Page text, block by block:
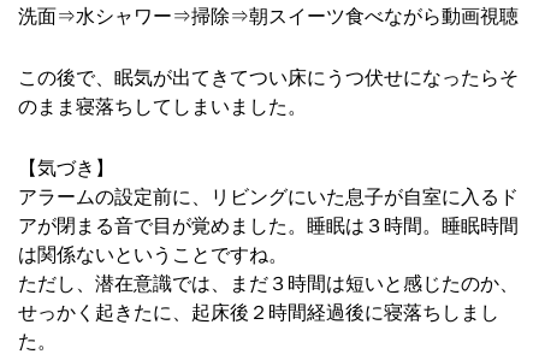
洗面⇒水シャワー⇒掃除⇒朝スイーツ食べながら動画視聴
この後で、眠気が出てきてつい床にうつ伏せになったらそ
のまま寝落ちしてしまいました。
【気づき】
アラームの設定前に、リビングにいた息子が自室に入るド
アが閉まる音で目が覚めました。睡眠は３時間。睡眠時間
は関係ないということですね。
ただし、潜在意識では、まだ３時間は短いと感じたのか、
せっかく起きたに、起床後２時間経過後に寝落ちしまし
た。